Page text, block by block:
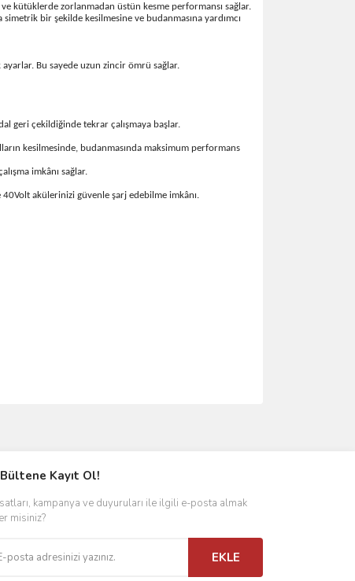
kütüklerde zorlanmadan üstün kesme performansı sağlar.
bir şekilde kesilmesine ve budanmasına yardımcı
Bu sayede uzun zincir ömrü sağlar.
geri çekildiğinde tekrar çalışmaya başlar.
kesilmesinde, budanmasında maksimum performans
imkânı sağlar.
akülerinizi güvenle şarj edebilme imkânı.
Kayıt Ol!
kampanya ve duyuruları ile ilgili e-posta almak
misiniz?
EKLE